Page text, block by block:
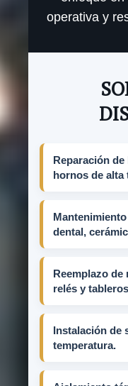
operativa y
Reparación
hornos de alta
dental,
Reemplazo
relés y
Instalación de
temperatura.